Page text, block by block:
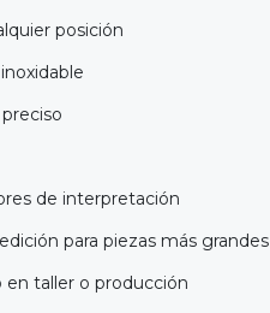
posición
de interpretación
para piezas más grandes
en taller o producción